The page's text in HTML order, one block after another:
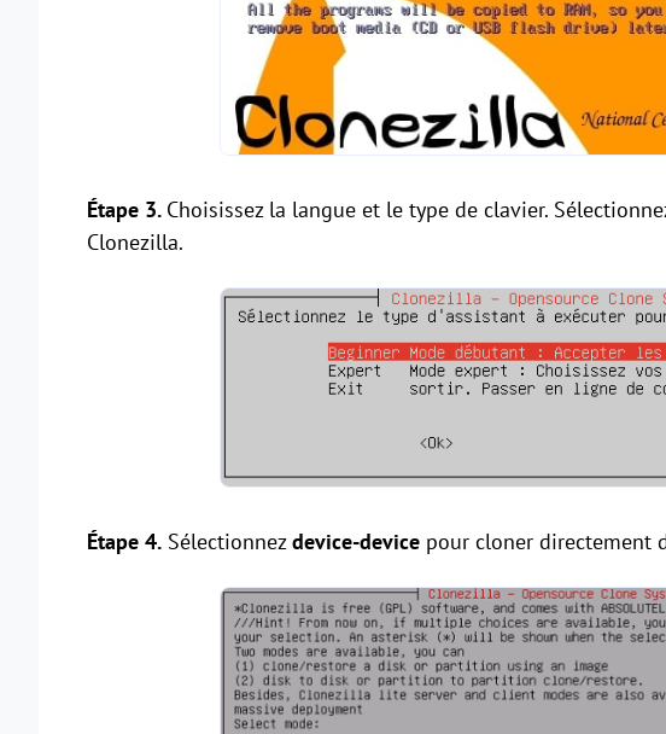
Étape 3. Choisissez la langue et le type de clavier.
Clonezilla.
Étape 4. Sélectionnezdevice-device pour cloner directement